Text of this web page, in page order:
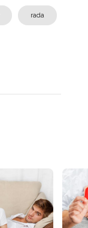
rada